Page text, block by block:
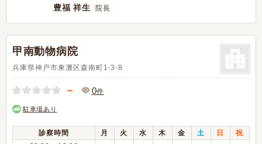
豊福 祥生 院長
甲南動物病院
兵庫県神戸市東灘区森南町1-3-8
－ 0件
駐車場あり
診察時間 月 火 水 木 金 土 日
祝